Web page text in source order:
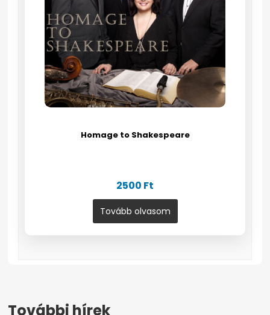
Homage to Shakespeare
2500 Ft
Tovább olvasom
További hírek